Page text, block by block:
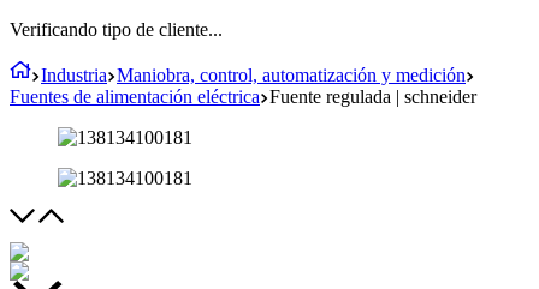
Verificando tipo de cliente...
Industria Maniobra, control, automatización y medición
Fuentes de alimentación eléctrica Fuente regulada | schneider